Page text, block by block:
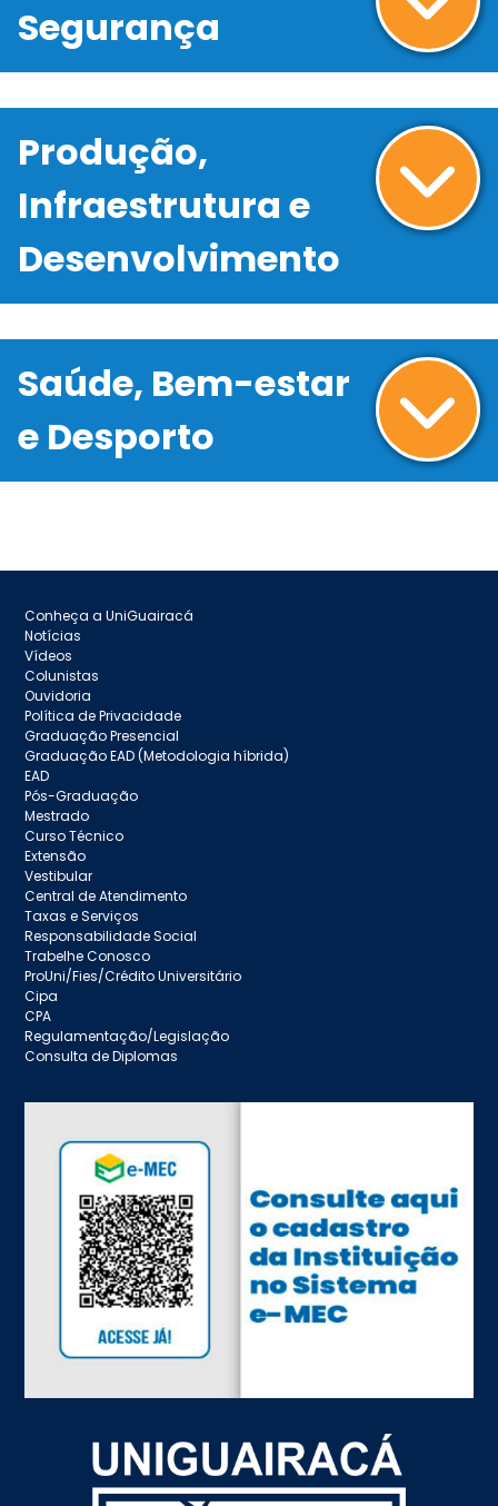
Segurança
Produção,
Infraestrutura e
Desenvolvimento
Saúde, Bem-estar
e Desporto
Conheça a UniGuairacá
Notícias
Vídeos
Colunistas
Ouvidoria
Política de Privacidade
Graduação Presencial
Graduação EAD (Metodologia híbrida)
EAD
Pós-Graduação
Mestrado
Curso Técnico
Extensão
Vestibular
Central de Atendimento
Taxas e Serviços
Responsabilidade Social
Trabelhe Conosco
ProUni/Fies/Crédito Universitário
Cipa
CPA
Regulamentação/Legislação
Consulta de Diplomas